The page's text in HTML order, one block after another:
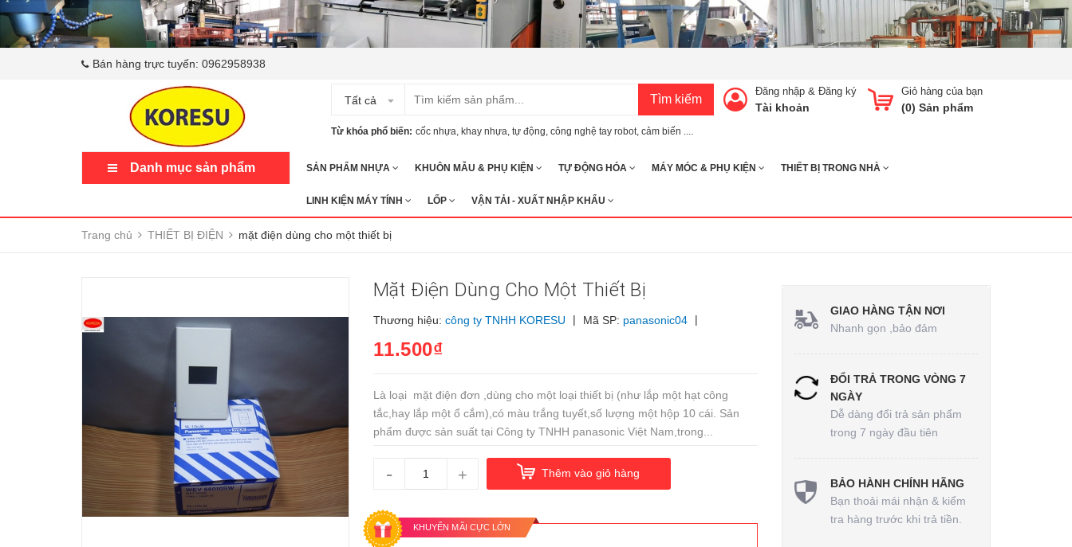
Bán hàng trực tuyến: 0962958938
Tất cả Tìm kiếm
Từ khóa phổ biến:cốc nhựa khay nhựa tự động công nghệ tay robot cảm biến ....
Giỏ hàng của bạn
(0) Sản phẩm
Đăng nhập & Đăng ký
Tài khoản
Danh mục sản phẩm SẢN PHẨM NHỰA KHUÔN MẪU & PHỤ KIỆN TỰ ĐỘNG HÓA MÁY MÓC & PHỤ KIỆN THIẾT BỊ TRONG NHÀ
LINH KIỆN MÁY TÍNH LỐP VẬN TẢI - XUẤT NHẬP KHẨU
Trang chủ THIẾT BỊ ĐIỆN mặt điện dùng cho một thiết bị
Mặt Điện Dùng Cho Một Thiết Bị
Thương hiệu: công ty TNHH KORESU | Mã SP: panasonic04 |
11.500₫
Là loại mặt điện đơn ,dùng cho một loại thiết bị (như lắp một hạt công
tắc,hay lắp một ổ cắm),có màu trắng tuyết,số lượng một hộp 10 cái. Sản
phẩm được sản suất tại Công ty TNHH panasonic Việt Nam,trong...
- + Thêm vào giỏ hàng
KHUYẾN MÃI CỰC LỚN
GIAO HÀNG TẬN NƠI
Nhanh gọn ,bảo đảm
ĐỔI TRẢ TRONG VÒNG 7
NGÀY
Dễ dàng đổi trả sản phẩm
trong 7 ngày đầu tiên
BẢO HÀNH CHÍNH HÃNG
Bạn thoải mái nhận & kiểm
tra hàng trước khi trả tiền.